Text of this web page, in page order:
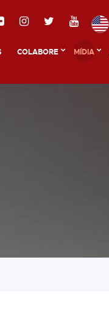
COLABORE MÍDIA